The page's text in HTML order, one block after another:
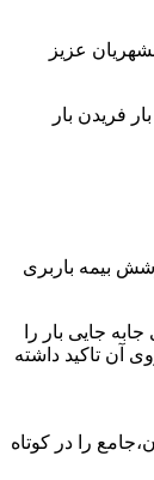
عزیز
فریدن بار
بیمه باربری
جایی بار را
آن تاکید داشته
را در کوتاه